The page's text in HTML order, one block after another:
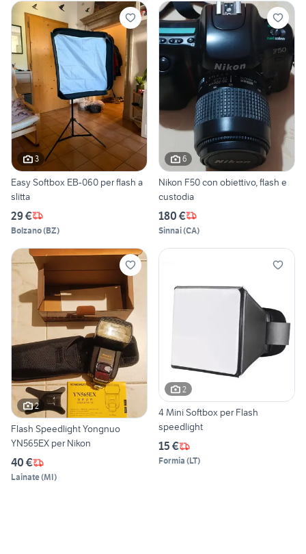
3
Easy Softbox EB-060 per flash a
slitta
29 €
Bolzano(BZ)
6
Nikon F50 con obiettivo, flash e
custodia
180 €
Sinnai(CA)
2
Flash Speedlight Yongnuo
YN565EX per Nikon
40 €
Lainate(MI)
2
4 Mini Softbox per Flash
speedlight
15 €
Formia (LT)